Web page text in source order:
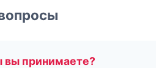
вы принимаете?